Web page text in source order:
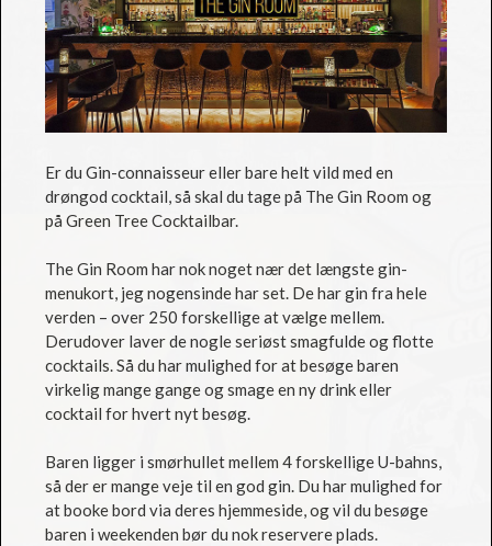
Er du Gin-connaisseur eller bare helt vild med en
drøngod cocktail, så skal du tage på The Gin Room og
på Green Tree Cocktailbar.
The Gin Room har nok noget nær det længste gin-
menukort, jeg nogensinde har set. De har gin fra hele
verden – over 250 forskellige at vælge mellem.
Derudover laver de nogle seriøst smagfulde og flotte
cocktails. Så du har mulighed for at besøge baren
virkelig mange gange og smage en ny drink eller
cocktail for hvert nyt besøg.
Baren ligger i smørhullet mellem 4 forskellige U-bahns,
så der er mange veje til en god gin. Du har mulighed for
at booke bord via deres hjemmeside, og vil du besøge
baren i weekenden bør du nok reservere plads.